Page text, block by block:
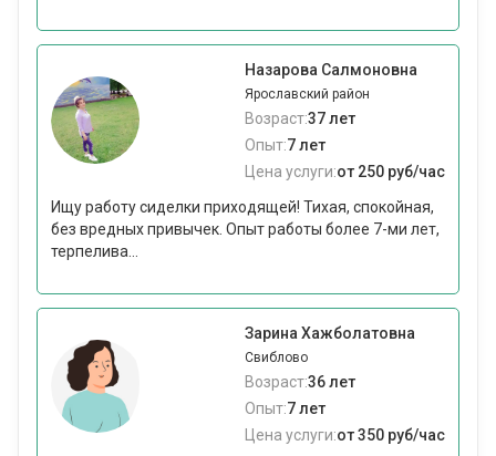
Назарова Салмоновна
Ярославский район
Возраст:37 лет
Опыт:7 лет
Цена услуги:от 250 руб/час
Ищу работу сиделки приходящей! Тихая, спокойная,
без вредных привычек. Опыт работы более 7-ми лет,
терпелива...
Зарина Хажболатовна
Свиблово
Возраст:36 лет
Опыт:7 лет
Цена услуги:от 350 руб/час